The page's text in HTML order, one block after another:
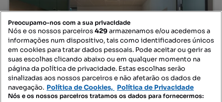
Preocupamo-nos com a sua privacidade
Nós e os nossos parceiros429armazenamos e/ou acedemos a
informações num dispositivo, tais como identificadores únicos
em cookies para tratar dados pessoais. Pode aceitar ou gerir as
suas escolhas clicando abaixo ou em qualquer momento na
página da política de privacidade. Estas escolhas serão
sinalizadas aos nossos parceiros e não afetarão os dados de
navegação. Política de Cookies, Política de Privacidade
Nós e os nossos parceiros tratamos os dados para fornecermos: